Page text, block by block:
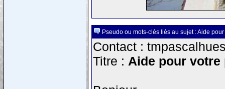
Pseudo ou mots-clés liés au sujet : Aide
Contact :
Titre : Aide pour votre